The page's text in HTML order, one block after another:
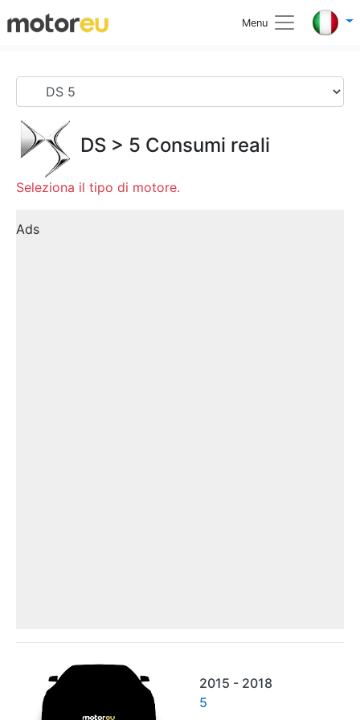
Menu
DS > 5 Consumi reali
Seleziona il tipo di motore.
Ads
2015 - 2018
5